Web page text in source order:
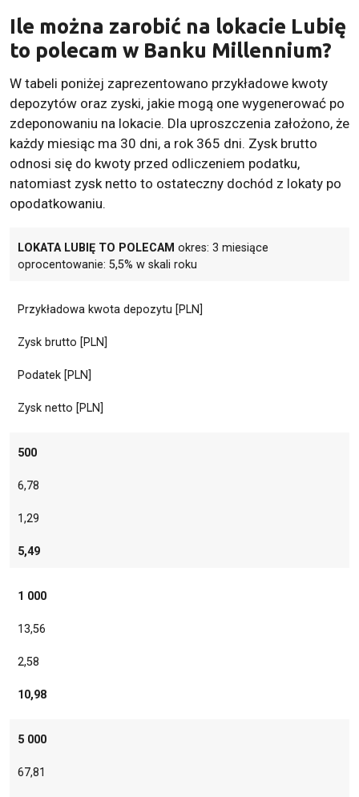
Ile można zarobić na lokacie Lubię
to polecam w Banku Millennium?
W tabeli poniżej zaprezentowano przykładowe kwoty
depozytów oraz zyski, jakie mogą one wygenerować po
zdeponowaniu na lokacie. Dla uproszczenia założono, że
każdy miesiąc ma 30 dni, a rok 365 dni. Zysk brutto
odnosi się do kwoty przed odliczeniem podatku,
natomiast zysk netto to ostateczny dochód z lokaty po
opodatkowaniu.
LOKATA LUBIĘ TO POLECAM okres: 3 miesiące
oprocentowanie: 5,5% w skali roku
Przykładowa kwota depozytu [PLN]
Zysk brutto [PLN]
Podatek [PLN]
Zysk netto [PLN]
500
6,78
1,29
5,49
1 000
13,56
2,58
10,98
5 000
67,81